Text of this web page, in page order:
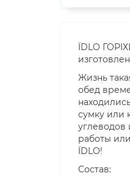
ЇDLO
Жизнь
обед
сумку или
углеводов
работы
ЇDLO!
Состав: